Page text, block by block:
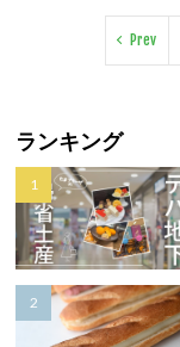
Prev
ランキング